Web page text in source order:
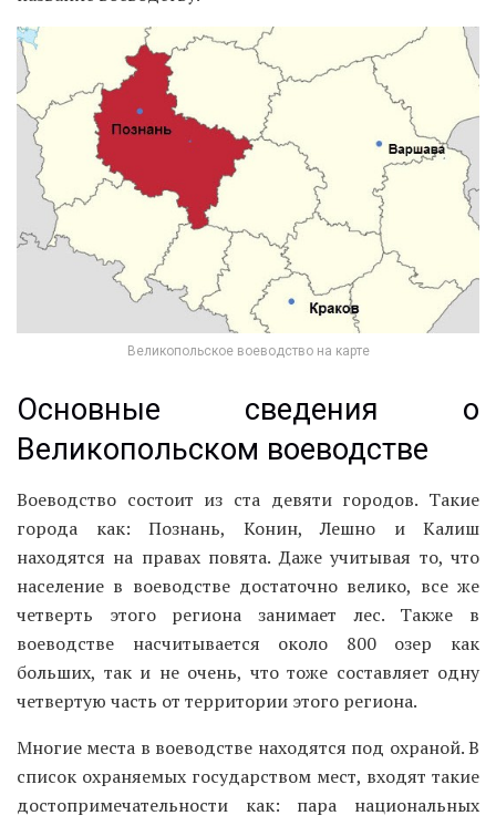
Великопольское воеводство на карте
Основные сведения о
Великопольском воеводстве
Воеводство состоит из ста девяти городов. Такие
города как: Познань, Конин, Лешно и Калиш
находятся на правах повята. Даже учитывая то, что
население в воеводстве достаточно велико, все же
четверть этого региона занимает лес. Также в
воеводстве насчитывается около 800 озер как
больших, так и не очень, что тоже составляет одну
четвертую часть от территории этого региона.
Многие места в воеводстве находятся под охраной. В
список охраняемых государством мест, входят такие
достопримечательности как: пара национальных